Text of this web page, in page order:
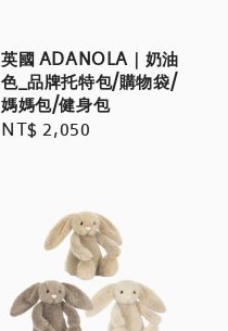
英國 ADANOLA｜奶油
色_品牌托特包/購物袋/
媽媽包/健身包
Regular
NT$ 2,050